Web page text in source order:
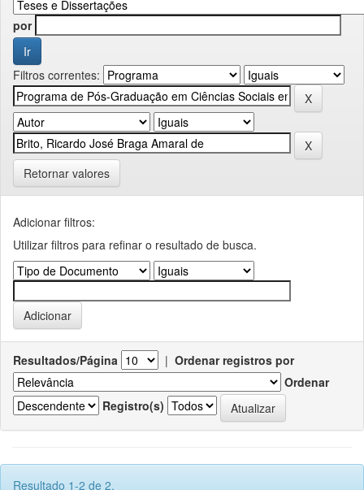
por
Filtros correntes:
Retornar valores
Adicionar filtros:
Utilizar filtros para refinar o resultado de busca.
Resultados/Página | Ordenar registros por
Ordenar
Registro(s)
Resultado 1-2 de 2.